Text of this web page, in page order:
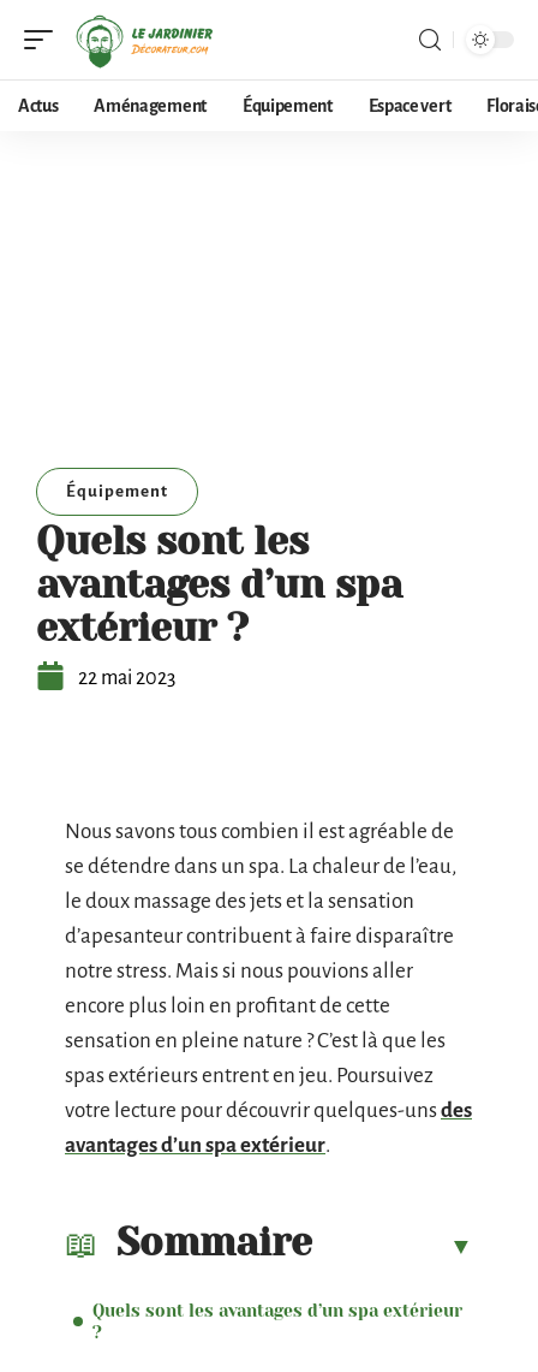
Actus Aménagement Équipement Espace vert
Équipement
Quels sont les
avantages d’un spa
extérieur ?
22 mai 2023
Nous savons tous combien il est agréable de
se détendre dans un spa. La chaleur de l’eau,
le doux massage des jets et la sensation
d’apesanteur contribuent à faire disparaître
notre stress. Mais si nous pouvions aller
encore plus loin en profitant de cette
sensation en pleine nature ? C’est là que les
spas extérieurs entrent en jeu. Poursuivez
votre lecture pour découvrir quelques-unsdes
avantages d’un spa extérieur.
Sommaire
Quels sont les avantages d’un spa extérieur
?